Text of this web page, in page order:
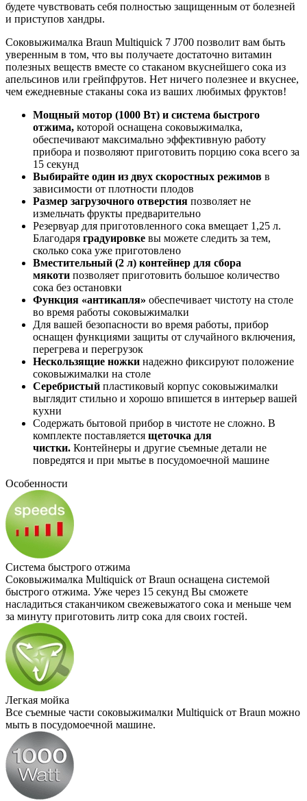
будете чувствовать себя полностью защищенным от болезней
и приступов хандры.
Соковыжималка Braun Multiquick 7 J700 позволит вам быть
уверенным в том, что вы получаете достаточно витамин
полезных веществ вместе со стаканом вкуснейшего сока из
апельсинов или грейпфрутов. Нет ничего полезнее и вкуснее,
чем ежедневные стаканы сока из ваших любимых фруктов!
Мощный мотор (1000 Вт) и система быстрого
отжима, которой оснащена соковыжималка,
обеспечивают максимально эффективную работу
прибора и позволяют приготовить порцию сока всего за
15 секунд
Выбирайте один из двух скоростных режимов в
зависимости от плотности плодов
Размер загрузочного отверстия позволяет не
измельчать фрукты предварительно
Резервуар для приготовленного сока вмещает 1,25 л.
Благодаря градуировке вы можете следить за тем,
сколько сока уже приготовлено
Вместительный (2 л) контейнер для сбора
мякоти позволяет приготовить большое количество
сока без остановки
Функция «антикапля» обеспечивает чистоту на столе
во время работы соковыжималки
Для вашей безопасности во время работы, прибор
оснащен функциями защиты от случайного включения,
перегрева и перегрузок
Нескользящие ножки надежно фиксируют положение
соковыжималки на столе
Серебристый пластиковый корпус соковыжималки
выглядит стильно и хорошо впишется в интерьер вашей
кухни
Содержать бытовой прибор в чистоте не сложно. В
комплекте поставляется щеточка для
чистки. Контейнеры и другие съемные детали не
повредятся и при мытье в посудомоечной машине
Особенности
Система быстрого отжима
Соковыжималка Multiquick от Braun оснащена системой
быстрого отжима. Уже через 15 секунд Вы сможете
насладиться стаканчиком свежевыжатого сока и меньше чем
за минуту приготовить литр сока для своих гостей.
Легкая мойка
Все съемные части соковыжималки Multiquick от Braun можно
мыть в посудомоечной машине.